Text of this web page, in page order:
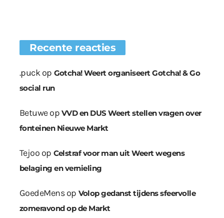
Recente reacties
.puckop Gotcha! Weert organiseert Gotcha! & Go
social run
Betuweop VVD en DUS Weert stellen vragen over
fonteinen Nieuwe Markt
Tejoo op Celstraf voor man uit Weert wegens
belaging en vernieling
GoedeMensop Volop gedanst tijdens sfeervolle
zomeravond op de Markt